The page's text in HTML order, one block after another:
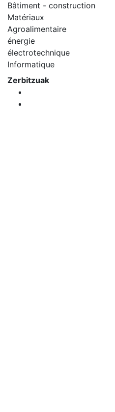
Bâtiment - construction
Matériaux
Agroalimentaire
énergie
électrotechnique
Informatique
Zerbitzuak